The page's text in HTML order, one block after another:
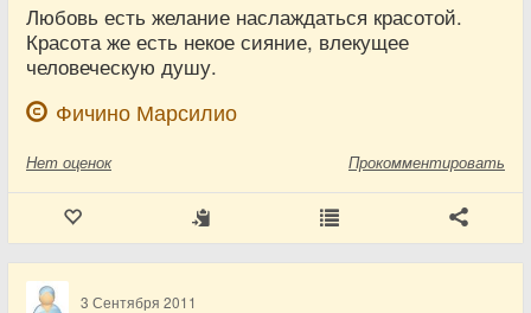
Любовь есть желание наслаждаться красотой.
Красота же есть некое сияние, влекущее
человеческую душу.
Фичино Марсилио
Нет оценок Прокомментировать
3 Сентября 2011